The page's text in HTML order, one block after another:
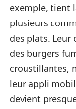
exemple, tient
plusieurs
des plats. Leur
des burgers
croustillantes,
leur appli
devient